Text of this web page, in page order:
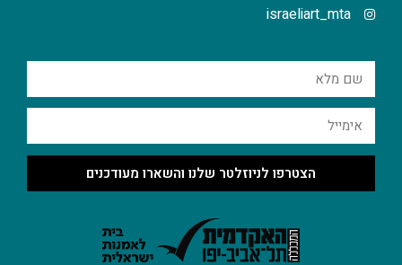
israeliart_mta
הצטרפו לניוזלטר שלנו והשארו מעודכנים